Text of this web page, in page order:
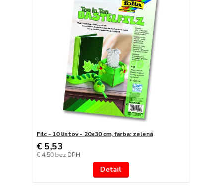
Filc - 10 listov - 20x30 cm, farba: zelená
€ 5,53
€ 4,50 bez DPH
Detail